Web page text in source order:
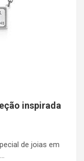
inspirada
de joias em